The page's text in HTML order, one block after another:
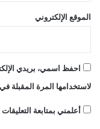
الموقع الإلكتروني
احفظ اسمي، بريدي
لاستخدامها المرة المقبلة
أعلمني بمتابعة